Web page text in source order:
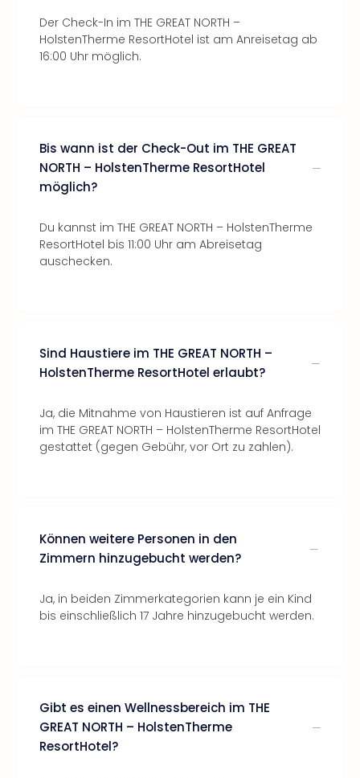
Der Check-In im THE GREAT NORTH –
HolstenTherme ResortHotel ist am Anreisetag ab
16:00 Uhr möglich.
Bis wann ist der Check-Out im THE GREAT
NORTH – HolstenTherme ResortHotel
möglich?
Du kannst im THE GREAT NORTH – HolstenTherme
ResortHotel bis 11:00 Uhr am Abreisetag
auschecken.
Sind Haustiere im THE GREAT NORTH –
HolstenTherme ResortHotel erlaubt?
Ja, die Mitnahme von Haustieren ist auf Anfrage
im THE GREAT NORTH – HolstenTherme ResortHotel
gestattet (gegen Gebühr, vor Ort zu zahlen).
Können weitere Personen in den
Zimmern hinzugebucht werden?
Ja, in beiden Zimmerkategorien kann je ein Kind
bis einschließlich 17 Jahre hinzugebucht werden.
Gibt es einen Wellnessbereich im THE
GREAT NORTH – HolstenTherme
ResortHotel?